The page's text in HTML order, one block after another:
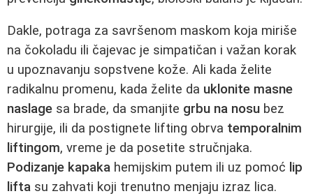
Dakle, potraga za savršenom maskom koja miriše
na čokoladu ili čajevac je simpatičan i važan korak
u upoznavanju sopstvene kože. Ali kada želite
radikalnu promenu, kada želite da uklonite masne
naslage sa brade, da smanjite grbu na nosu bez
hirurgije, ili da postignete lifting obrva temporalnim
liftingom, vreme je da posetite stručnjaka.
Podizanje kapaka hemijskim putem ili uz pomoć lip
lifta su zahvati koji trenutno menjaju izraz lica.